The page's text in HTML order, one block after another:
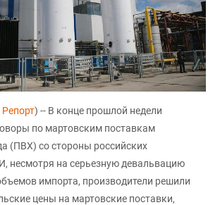
) -- В конце прошлой недели
по мартовским поставкам
(ПВХ) со стороны российских
несмотря на серьезную девальвацию
импорта, производители решили
цены на мартовские поставки,